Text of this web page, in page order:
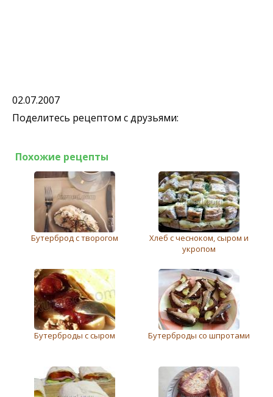
02.07.2007
Поделитесь рецептом с друзьями:
Похожие рецепты
Бутерброд с творогом
Хлеб с чесноком, сыром и
укропом
Бутерброды с сыром Бутерброды со шпротами